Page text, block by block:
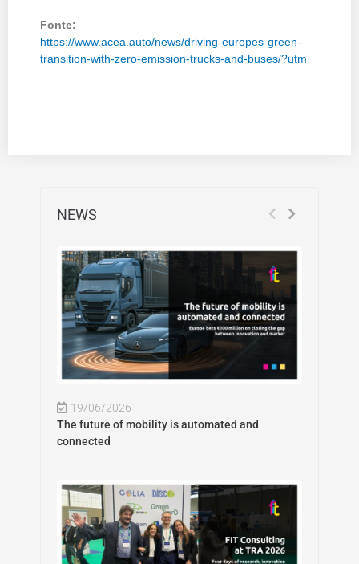
Fonte:
https://www.acea.auto/news/driving-europes-green-
transition-with-zero-emission-trucks-and-buses/?utm
NEWS
19/06/2026
The future of mobility is automated and
connected